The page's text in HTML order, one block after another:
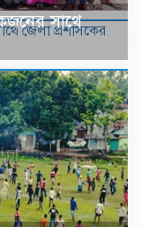
সাথে